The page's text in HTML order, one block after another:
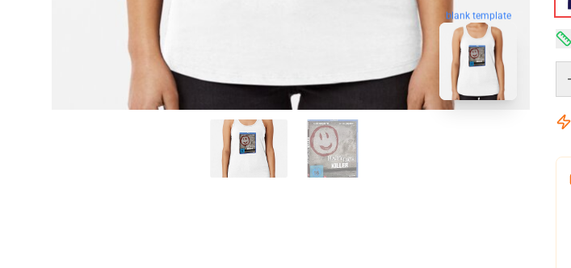
blank template